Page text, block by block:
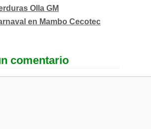
Olla GM
en Mambo Cecotec
comentario